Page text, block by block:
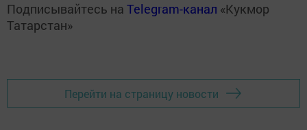
Подписывайтесь на Telegram-канал «Кукмор
Татарстан»
Перейти на страницу новости